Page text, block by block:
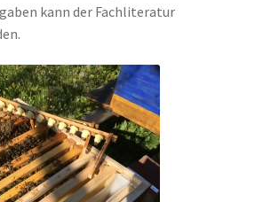
kann der Fachliteratur